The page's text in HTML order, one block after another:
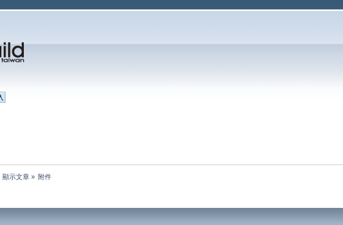
顯示文章 » 附件